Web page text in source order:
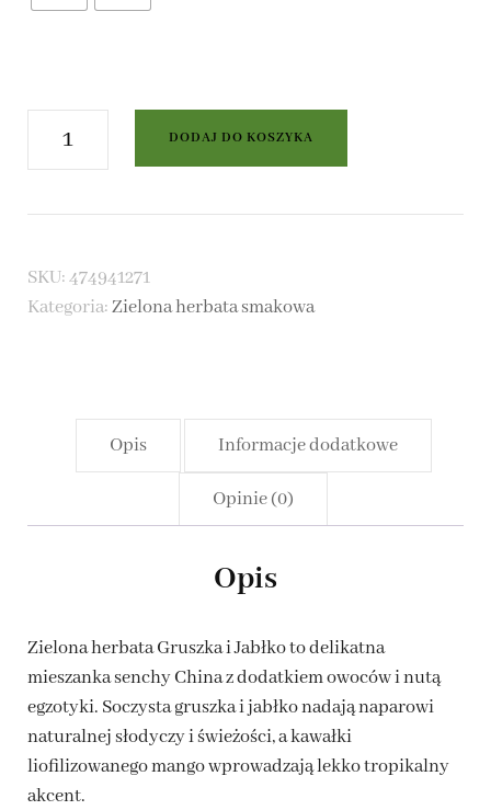
ilość
Zielona
herbata
i
DODAJ DO KOSZYKA
SKU:474941271
Kategoria:Zielona herbata smakowa
Opis Informacje dodatkowe
Opinie (0)
Opis
Zielona herbata Gruszka i Jabłko to delikatna
mieszanka senchy China z dodatkiem owoców i nutą
egzotyki. Soczysta gruszka i jabłko nadają naparowi
naturalnej słodyczy i świeżości, a kawałki
liofilizowanego mango wprowadzają lekko tropikalny
akcent.